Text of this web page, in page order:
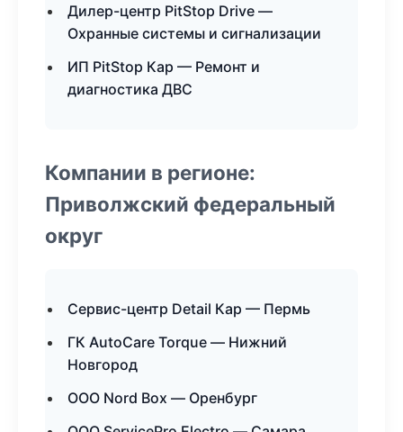
Дилер-центр PitStop Drive —
Охранные системы и сигнализации
ИП PitStop Кар — Ремонт и
диагностика ДВС
Компании в регионе:
Приволжский федеральный
округ
Сервис-центр Detail Кар — Пермь
ГК AutoCare Torque — Нижний
Новгород
ООО Nord Box — Оренбург